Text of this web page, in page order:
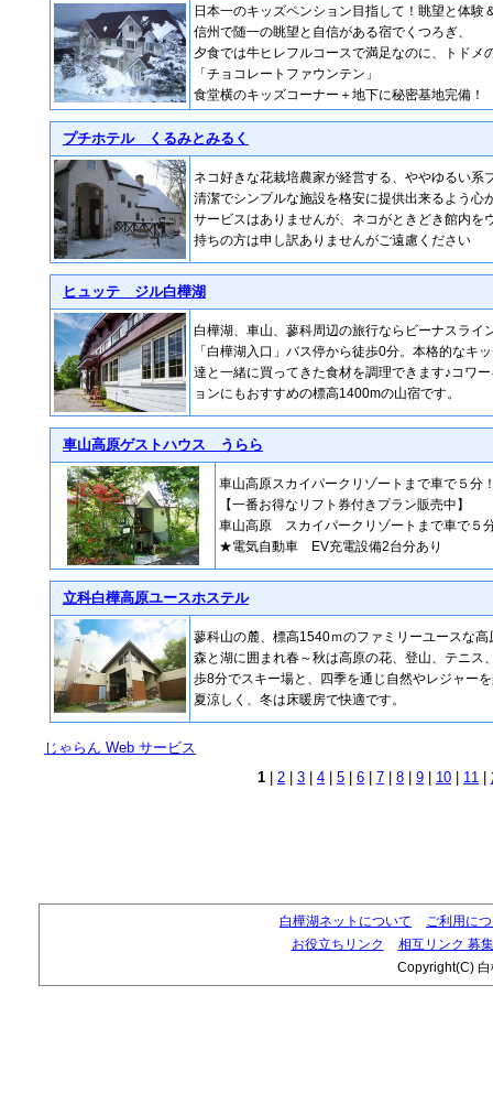
日本一のキッズペンション目指して！眺望と体験
信州で随一の眺望と自信がある宿でくつろぎ、
夕食では牛ヒレフルコースで満足なのに、トドメ
「チョコレートファウンテン」
食堂横のキッズコーナー＋地下に秘密基地完備！
プチホテル くるみとみるく
ネコ好きな花栽培農家が経営する、ややゆるい系
清潔でシンプルな施設を格安に提供出来るよう
サービスはありませんが、ネコがときどき館内
持ちの方は申し訳ありませんがご遠慮ください
ヒュッテ ジル白樺湖
白樺湖、車山、蓼科周辺の旅行ならビーナスライ
「白樺湖入口」バス停から徒歩0分。本格的なキ
達と一緒に買ってきた食材を調理できます♪コワ
ョンにもおすすめの標高1400mの山宿です。
車山高原ゲストハウス うらら
車山高原スカイパークリゾートまで車で５分
【一番お得なリフト券付きプラン販売中】
車山高原 スカイパークリゾートまで車で５
★電気自動車 EV充電設備2台分あり
立科白樺高原ユースホステル
蓼科山の麓、標高1540ｍのファミリーユースな高
森と湖に囲まれ春～秋は高原の花、登山、テニス
歩8分でスキー場と、四季を通じ自然やレジャー
夏涼しく、冬は床暖房で快適です。
じゃらん Web サービス
1
2 3 4 5 6 7 8 9 10 11
白樺湖ネットについて
ご利用に
お役立ちリンク
相互リンク 募
Copyright(C)